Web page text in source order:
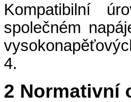
Kompatibilní
společném
4.
2 Normativní